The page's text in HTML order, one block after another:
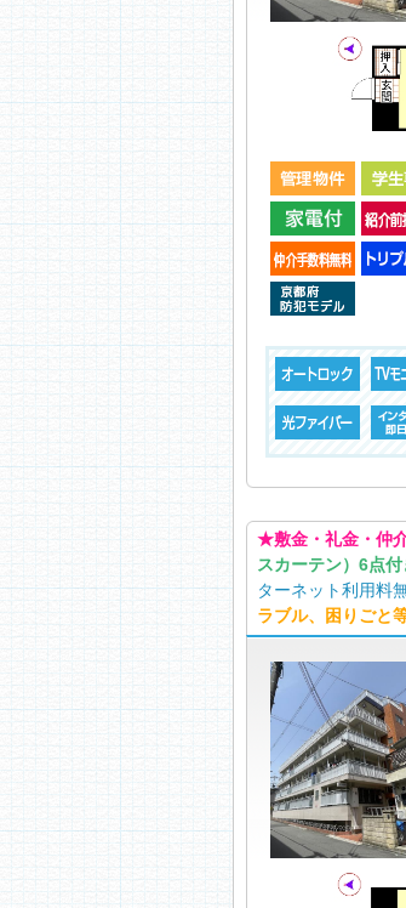
★敷金・礼金・仲
スカーテン）6点付
ターネット利用料
ラブル、困りごと